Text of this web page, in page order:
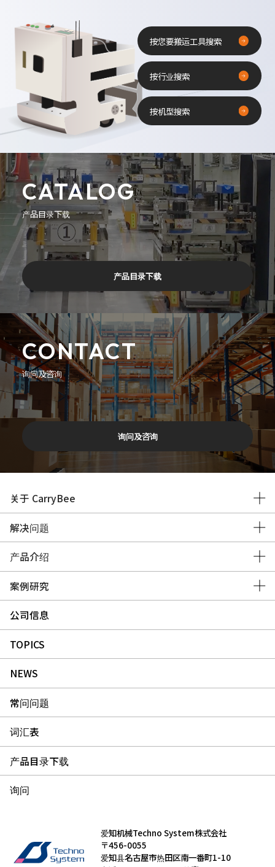
按您要搬运工具搜索
按行业搜索
按机型搜索
CATALOG
产品目录下载
产品目录下载
CONTACT
询问及咨询
询问及咨询
关于 CarryBee
解决问题
产品介绍
案例研究
公司信息
TOPICS
NEWS
常问问题
词汇表
产品目录下载
询问
爱知机械Techno System株式会社
〒456-0055
爱知县名古屋市热田区南一番町1-10